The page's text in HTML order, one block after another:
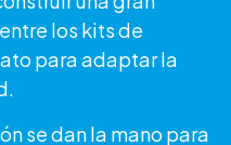
los kits de
para adaptar la
se dan la mano para